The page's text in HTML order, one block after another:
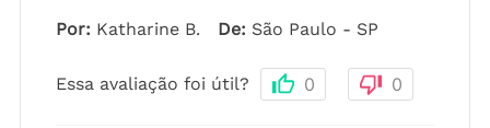
Por: Katharine B. De: São Paulo - SP
Essa avaliação foi útil? 0 0